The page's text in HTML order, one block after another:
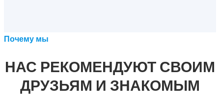
Почему мы
НАС РЕКОМЕНДУЮТ СВОИМ
ДРУЗЬЯМ И ЗНАКОМЫМ